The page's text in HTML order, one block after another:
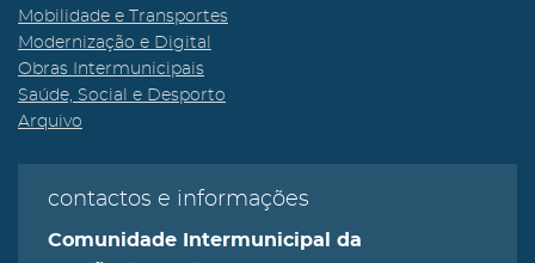
Mobilidade e Transportes
Modernização e Digital
Obras Intermunicipais
Saúde, Social e Desporto
Arquivo
contactos e informações
Comunidade Intermunicipal da